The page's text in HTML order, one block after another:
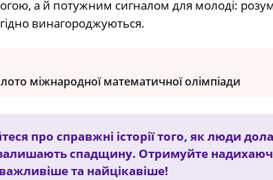
а й потужним сигналом для молоді:
винагороджуються.
міжнародної математичної олімпіади
про справжні історії того, як люди
спадщину. Отримуйте
та найцікавіше!